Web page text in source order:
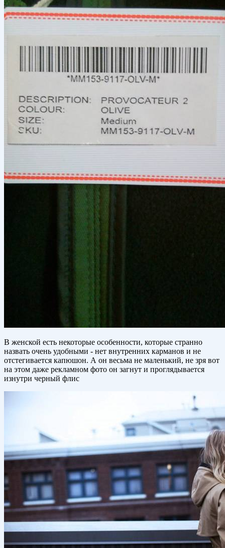
В женской есть некоторые особенности, которые странно
назвать очень удобными - нет внутренних карманов и не
отстегивается капюшон. А он весьма не маленький, не зря вот
на этом даже рекламном фото он загнут и проглядывается
изнутри черный флис